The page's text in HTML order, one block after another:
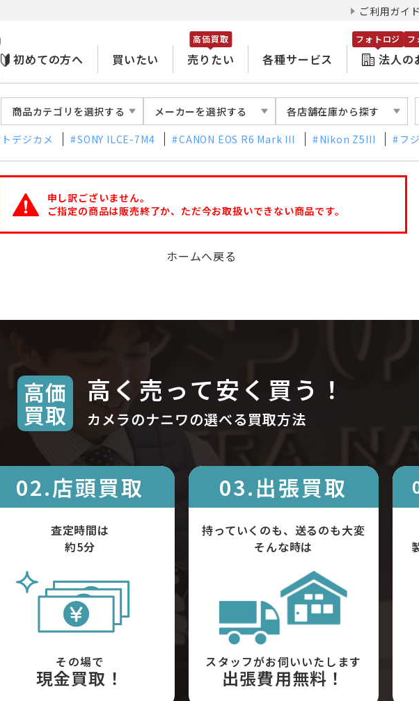
ご利用ガイド
初めての方へ 買いたい 売りたい
高価買取
各種サービス 法人の
フォトロジ フ
商品カテゴリを選択する メーカーを選択する 各店舗在庫から探す
デジカメ SONY ILCE-7M4 CANON EOS R6 Mark III Nikon Z5III フ
申し訳ございません。
ご指定の商品は販売終了か、ただ今お取扱いできない商品です。
ホームへ戻る
高価
買取
高く売って安く買う！
カメラのナニワの選べる買取方法
02.店頭買取
査定時間は
約5分
その場で
現金買取！
03.出張買取
持っていくのも、送るのも大変
そんな時は
スタッフがお伺いいたします
出張費用無料！